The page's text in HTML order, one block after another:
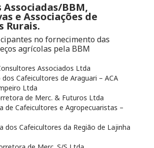
BBM,
e Associações de
Rurais.
no fornecimento das
agrícolas pela BBM
Associados Ltda
Cafeicultores de Araguari – ACA
Ltda
de Merc. & Futuros Ltda
de Cafeicultores e Agropecuaristas –
dos Cafeicultores da Região de Lajinha